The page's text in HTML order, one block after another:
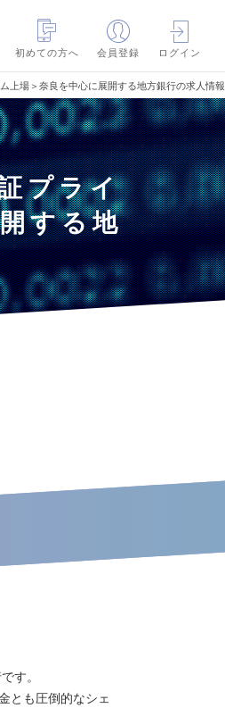
初めての方へ
会員登録 ログイン
上場＞奈良を中心に展開する地方銀行の求人情報
プライ
する地
す。
とも圧倒的なシェ